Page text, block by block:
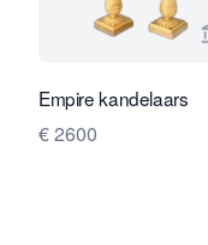
Empire kandelaars
€ 2600